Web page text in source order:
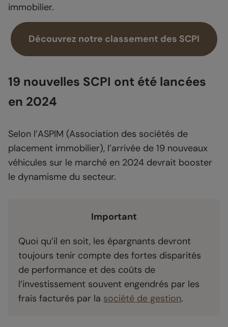
immobilier.
Découvrez notre classement des SCPI
19 nouvelles SCPI ont été lancées
en 2024
Selon l’ASPIM (Association des sociétés de
placement immobilier), l’arrivée de 19 nouveaux
véhicules sur le marché en 2024 devrait booster
le dynamisme du secteur.
Important
Quoi qu’il en soit, les épargnants devront
toujours tenir compte des fortes disparités
de performance et des coûts de
l’investissement souvent engendrés par les
frais facturés par la société de gestion.